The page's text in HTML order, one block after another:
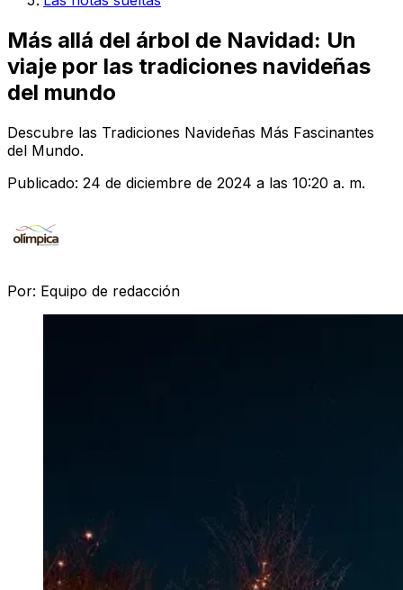
Más allá del árbol de Navidad: Un
viaje por las tradiciones navideñas
del mundo
Descubre las Tradiciones Navideñas Más Fascinantes
del Mundo.
Publicado: 24 de diciembre de 2024 a las 10:20 a. m.
Por: Equipo de redacción